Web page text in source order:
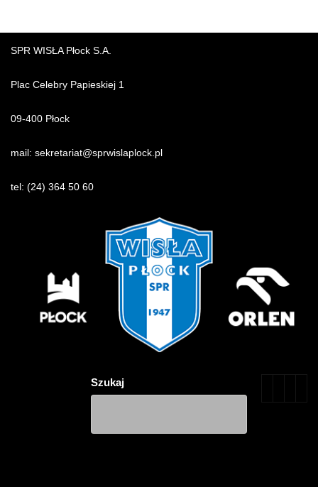
SPR WISŁA Płock S.A.
Plac Celebry Papieskiej 1
09-400 Płock
mail: sekretariat@sprwislaplock.pl
tel: (24) 364 50 60
Szukaj